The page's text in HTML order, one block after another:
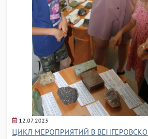
12.07.2023
ЦИКЛ МЕРОПРИЯТИЙ В